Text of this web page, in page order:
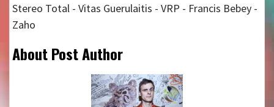
Stereo Total - Vitas Guerulaitis - VRP - Francis Bebey -
Zaho
About Post Author